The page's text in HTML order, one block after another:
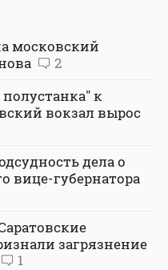
московский
2
к
вокзал вырос
дела о
вице-губернатора
загрязнение
1